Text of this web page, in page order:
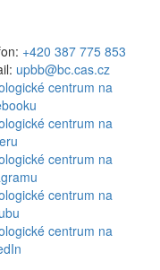
+420 387 775 853
upbb@bc.cas.cz